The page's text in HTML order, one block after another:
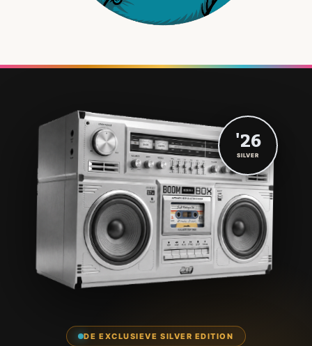
DE EXCLUSIEVE SILVER EDITION
'26
SILVER